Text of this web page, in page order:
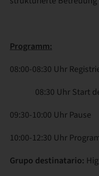
Programm:
08:00-08:30 Uhr
08:30 Uhr Start
09:30-10:00 Uhr Pause
10:00-12:30 Uhr
Grupo destinatario: